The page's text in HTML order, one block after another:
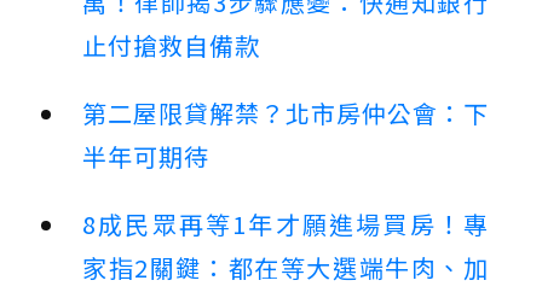
止付搶救自備款
第二屋限貸解禁？北市房仲公會：下
半年可期待
8成民眾再等1年才願進場買房！專
家指2關鍵：都在等大選端牛肉、加